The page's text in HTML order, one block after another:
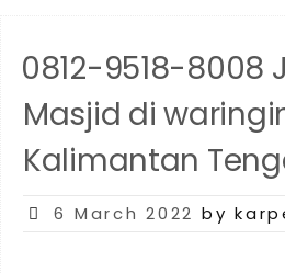
Lamandau
Kalimantan
Tengah”
0812-9518-8008
Masjid di
Kalimantan
Posted
6 March 2022 by